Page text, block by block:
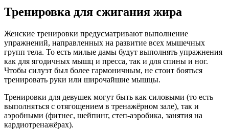
Тренировка для сжигания жира
Женские тренировки предусматривают выполнение
упражнений, направленных на развитие всех мышечных
групп тела. То есть милые дамы будут выполнять упражнения
как для ягодичных мышц и пресса, так и для спины и ног.
Чтобы силуэт был более гармоничным, не стоит бояться
тренировать руки или широчайшие мышцы.
Тренировки для девушек могут быть как силовыми (то есть
выполняться с отягощением в тренажёрном зале), так и
аэробными (фитнес, шейпинг, степ-аэробика, занятия на
кардиотренажёрах).